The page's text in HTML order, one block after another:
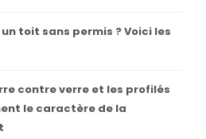
toit sans permis ? Voici les
contre verre et les profilés
le caractère de la